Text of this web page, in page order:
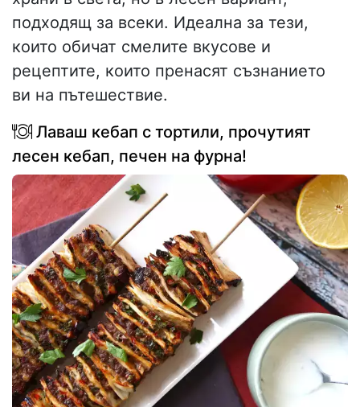
подходящ за всеки. Идеална за тези,
които обичат смелите вкусове и
рецептите, които пренасят съзнанието
ви на пътешествие.
Лаваш кебап с тортили, прочутият
лесен кебап, печен на фурна!